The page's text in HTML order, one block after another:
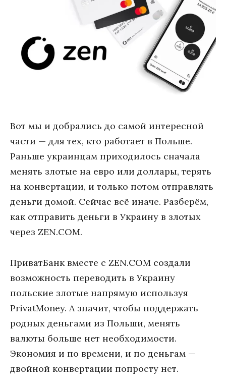
Вот мы и добрались до самой интересной
части — для тех, кто работает в Польше.
Раньше украинцам приходилось сначала
менять злотые на евро или доллары, терять
на конвертации, и только потом отправлять
деньги домой. Сейчас всё иначе. Разберём,
как отправить деньги в Украину в злотых
через ZEN.COM.
ПриватБанк вместе с ZEN.COM создали
возможность переводить в Украину
польские злотые напрямую используя
PrivatMoney. А значит, чтобы поддержать
родных деньгами из Польши, менять
валюты больше нет необходимости.
Экономия и по времени, и по деньгам —
двойной конвертации попросту нет.